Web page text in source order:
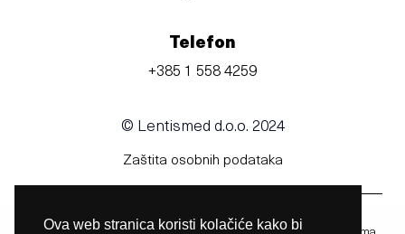
Telefon
+385 1 558 4259
© Lentismed d.o.o. 2024
Zaštita osobnih podataka
Ova web stranica koristi kolačiće kako bi